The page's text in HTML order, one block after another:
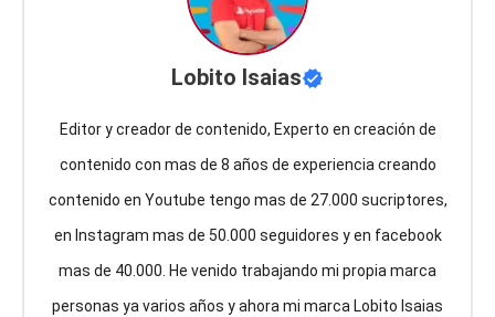
Lobito Isaias
Editor y creador de contenido, Experto en creación de
contenido con mas de 8 años de experiencia creando
contenido en Youtube tengo mas de 27.000 sucriptores,
en Instagram mas de 50.000 seguidores y en facebook
mas de 40.000. He venido trabajando mi propia marca
personas ya varios años y ahora mi marca Lobito Isaias